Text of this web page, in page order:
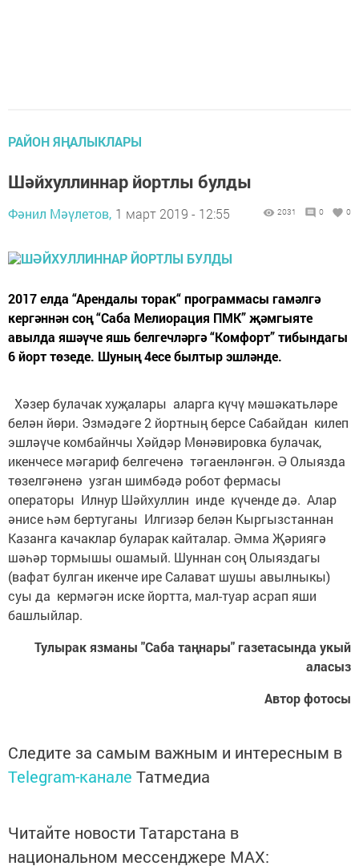
РАЙОН ЯҢАЛЫКЛАРЫ
Шәйхуллиннар йортлы булды
Фәнил Мәүлетов, 1 март 2019 - 12:55 2031 0 0
2017 елда “Арендалы торак“ программасы гамәлгә
кергәннән соң “Саба Мелиорация ПМК” җәмгыяте
авылда яшәүче яшь белгечләргә “Комфорт” тибындагы
6 йорт төзеде. Шуның 4есе былтыр эшләнде.
Хәзер булачак хуҗалары аларга күчү мәшәкатьләре
белән йөри. Эзмәдәге 2 йортның берсе Сабайдан килеп
эшләүче комбайнчы Хәйдәр Мөнәвировка булачак,
икенчесе мәгариф белгеченә тәгаенләнгән. Ә Олыязда
төзелгәненә узган шимбәдә робот фермасы
операторы Илнур Шәйхуллин инде күченде дә. Алар
әнисе һәм бертуганы Илгизәр белән Кыргызстаннан
Казанга качаклар буларак кайталар. Әмма Җәриягә
шәһәр тормышы ошамый. Шуннан соң Олыяздагы
(вафат булган икенче ире Салават шушы авылныкы)
суы да кермәгән иске йортта, мал-туар асрап яши
башлыйлар.
Тулырак язманы "Саба таңнары" газетасында укый
аласыз
Автор фотосы
Следите за самым важным и интересным в
Telegram-канале Татмедиа
Читайте новости Татарстана в
национальном мессенджере MАХ: